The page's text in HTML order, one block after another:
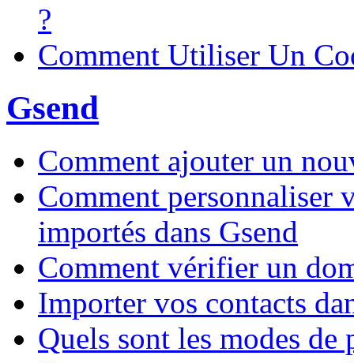
?
Comment Utiliser Un
Gsend
Comment ajouter un
Comment personnaliser
importés dans Gsend
Comment vérifier un
Importer vos contacts
Quels sont les modes de